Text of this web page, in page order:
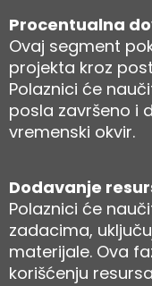
Procentualna
Ovaj segment
projekta kroz
Polaznici će
posla završeno i
vremenski okvir.
Dodavanje
Polaznici će
zadacima,
materijale. Ova
korišćenju